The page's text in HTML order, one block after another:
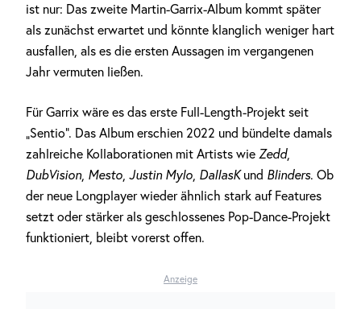
ist nur: Das zweite Martin-Garrix-Album kommt später
als zunächst erwartet und könnte klanglich weniger hart
ausfallen, als es die ersten Aussagen im vergangenen
Jahr vermuten ließen.
Für Garrix wäre es das erste Full-Length-Projekt seit
„Sentio“. Das Album erschien 2022 und bündelte damals
zahlreiche Kollaborationen mit Artists wie Zedd,
DubVision, Mesto, Justin Mylo, DallasKund Blinders. Ob
der neue Longplayer wieder ähnlich stark auf Features
setzt oder stärker als geschlossenes Pop-Dance-Projekt
funktioniert, bleibt vorerst offen.
Anzeige